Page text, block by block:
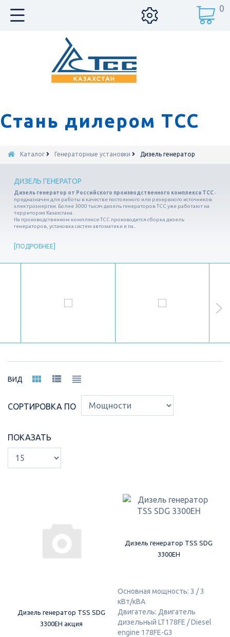
Стань дилером ТСС
0
Каталог Генераторные установки Дизель генератор
ДИЗЕЛЬ ГЕНЕРАТОР
Дизель генератор от Российского производственного комплекса ТСС-
предназначен для работы в качестве постоянного или резервного источников
электроэнергии. Более 3000 тысяч дизель генераторов ТСС уже работают на
территории Казахстана.
На производственном комплексе ТСС производится сборка дизель
генераторов, установка систем автоматики и па...
ПОДРОБНЕЕ
ВИД
СОРТИРОВКА ПО
ПОКАЗАТЬ
Дизель генератор TSS SDG
3300EH акция
Дизель генератор TSS SDG
3300EH
Основная мощность: 3 / 3
кВт/кВА
Двигатель: Двигатель
дизельный LT178FE / Diesel
engine 178FE-G3